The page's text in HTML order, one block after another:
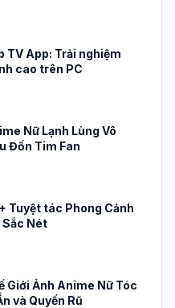
TV App: Trải nghiệm
cao trên PC
Nữ Lạnh Lùng Vô
Đốn Tim Fan
Tuyệt tác Phong Cảnh
Sắc Nét
Giới Ảnh Anime Nữ Tóc
và Quyến Rũ